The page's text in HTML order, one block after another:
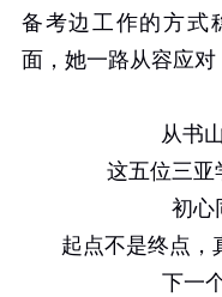
备考边工作的方式
面，她一路从容应对
从书
这五位三亚
初心
起点不是终点，
下一